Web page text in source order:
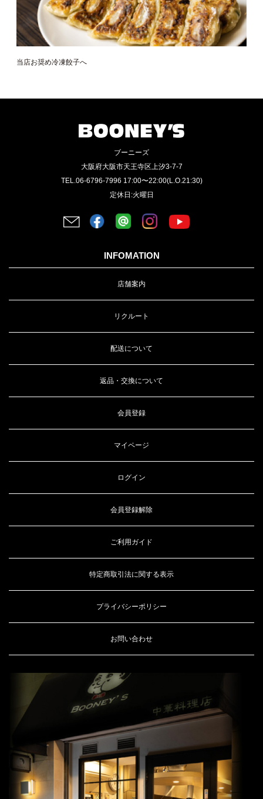
当店お奨め冷凍餃子へ
ブーニーズ
大阪府大阪市天王寺区上汐3-7-7
TEL.06-6796-7996 17:00〜22:00(L.O.21:30)
定休日:火曜日
INFOMATION
店舗案内
リクルート
配送について
返品・交換について
会員登録
マイページ
ログイン
会員登録解除
ご利用ガイド
特定商取引法に関する表示
プライバシーポリシー
お問い合わせ